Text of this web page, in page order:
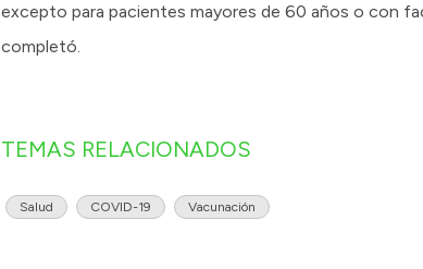
excepto para pacientes mayores de 60 años o con
completó.
TEMAS RELACIONADOS
Salud COVID-19 Vacunación